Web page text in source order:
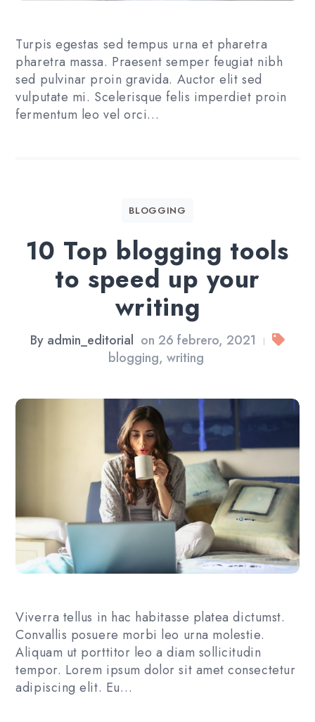
Turpis egestas sed tempus urna et pharetra
pharetra massa. Praesent semper feugiat nibh
sed pulvinar proin gravida. Auctor elit sed
vulputate mi. Scelerisque felis imperdiet proin
fermentum leo vel orci…
BLOGGING
10 Top blogging tools
to speed up your
writing
By admin_editorial on 26 febrero, 2021 |
blogging, writing
Viverra tellus in hac habitasse platea dictumst.
Convallis posuere morbi leo urna molestie.
Aliquam ut porttitor leo a diam sollicitudin
tempor. Lorem ipsum dolor sit amet consectetur
adipiscing elit. Eu…